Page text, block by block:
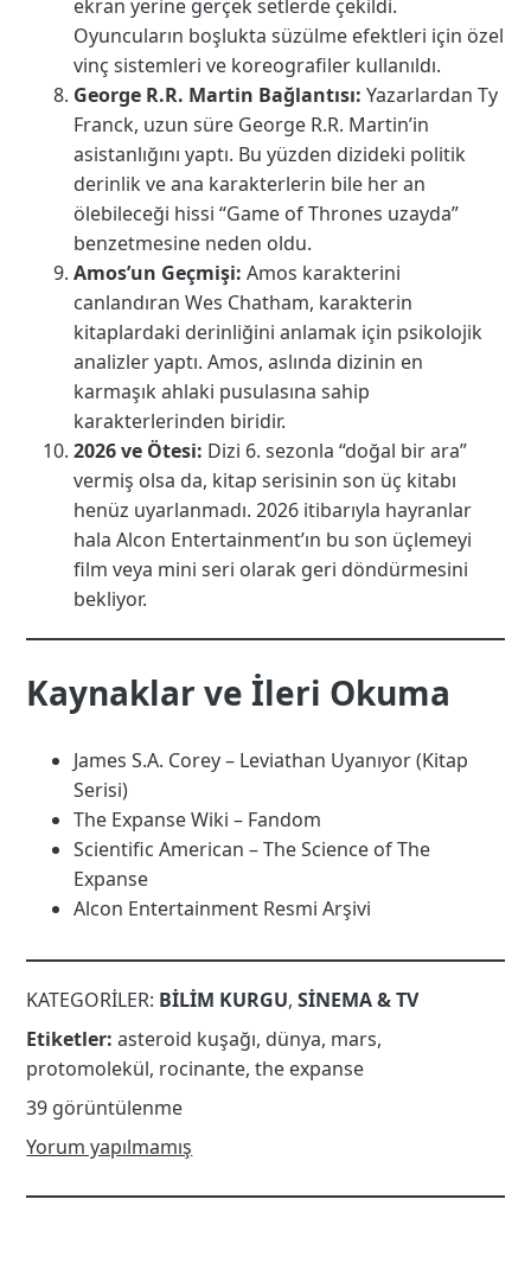
ekran yerine gerçek setlerde çekildi.
Oyuncuların boşlukta süzülme efektleri için özel
vinç sistemleri ve koreografiler kullanıldı.
George R.R. Martin Bağlantısı: Yazarlardan Ty
Franck, uzun süre George R.R. Martin’in
asistanlığını yaptı. Bu yüzden dizideki politik
derinlik ve ana karakterlerin bile her an
ölebileceği hissi “Game of Thrones uzayda”
benzetmesine neden oldu.
Amos’un Geçmişi: Amos karakterini
canlandıran Wes Chatham, karakterin
kitaplardaki derinliğini anlamak için psikolojik
analizler yaptı. Amos, aslında dizinin en
karmaşık ahlaki pusulasına sahip
karakterlerinden biridir.
2026 ve Ötesi: Dizi 6. sezonla “doğal bir ara”
vermiş olsa da, kitap serisinin son üç kitabı
henüz uyarlanmadı. 2026 itibarıyla hayranlar
hala Alcon Entertainment’ın bu son üçlemeyi
film veya mini seri olarak geri döndürmesini
bekliyor.
Kaynaklar ve İleri Okuma
James S.A. Corey – Leviathan Uyanıyor (Kitap
Serisi)
The Expanse Wiki – Fandom
Scientific American – The Science of The
Expanse
Alcon Entertainment Resmi Arşivi
KATEGORILER: BILIM KURGU,SINEMA & TV
Etiketler: asteroid kuşağı, dünya, mars,
protomolekül, rocinante,the expanse
39 görüntülenme
Yorum yapılmamış